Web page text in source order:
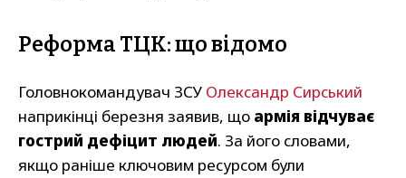
Реформа ТЦК: що відомо
Головнокомандувач ЗСУ Олександр Сирський
наприкінці березня заявив, що армія відчуває
гострий дефіцит людей. За його словами,
якщо раніше ключовим ресурсом були